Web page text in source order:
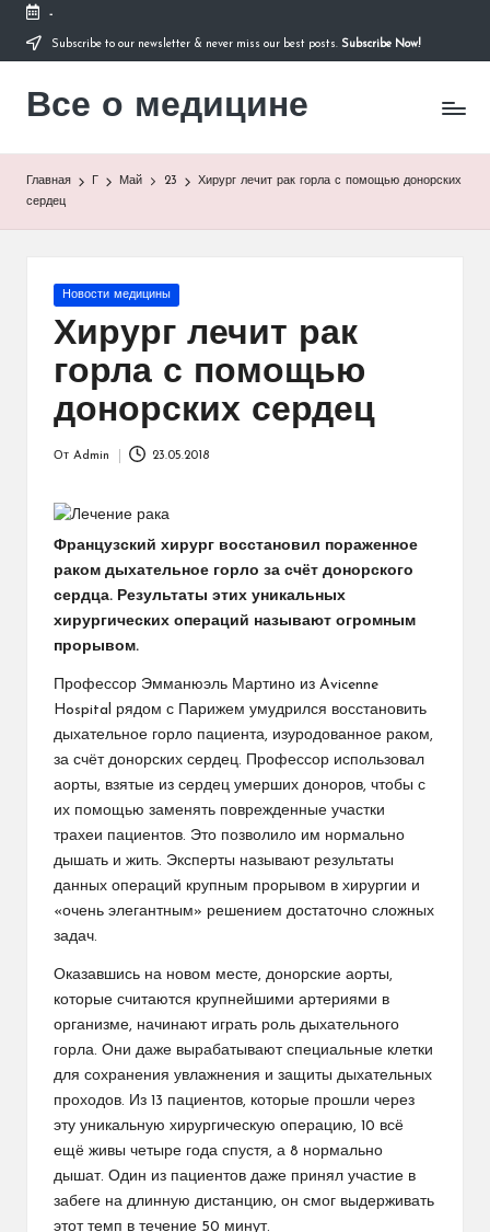
Перейти
содержимому
-
Subscribe to our newsletter & never miss our best posts. Subscribe Now!
Все о медицине
Лечитесь
Главная Г Май 23
Хирург лечит рак горла с помощью донорских
сердец
Опубликовано
Новости медицины
Хирург лечит рак
горла с помощью
донорских сердец
От Admin 23.05.2018
Французский хирург восстановил пораженное
раком дыхательное горло за счёт донорского
сердца. Результаты этих уникальных
хирургических операций называют огромным
прорывом.
Профессор Эмманюэль Мартино из Avicenne
Hospital рядом с Парижем умудрился восстановить
дыхательное горло пациента, изуродованное раком,
за счёт донорских сердец. Профессор использовал
аорты, взятые из сердец умерших доноров, чтобы с
их помощью заменять поврежденные участки
трахеи пациентов. Это позволило им нормально
дышать и жить. Эксперты называют результаты
данных операций крупным прорывом в хирургии и
«очень элегантным» решением достаточно сложных
задач.
Оказавшись на новом месте, донорские аорты,
которые считаются крупнейшими артериями в
организме, начинают играть роль дыхательного
горла. Они даже вырабатывают специальные клетки
для сохранения увлажнения и защиты дыхательных
проходов. Из 13 пациентов, которые прошли через
эту уникальную хирургическую операцию, 10 всё
ещё живы четыре года спустя, а 8 нормально
дышат. Один из пациентов даже принял участие в
забеге на длинную дистанцию, он смог выдерживать
этот темп в течение 50 минут.